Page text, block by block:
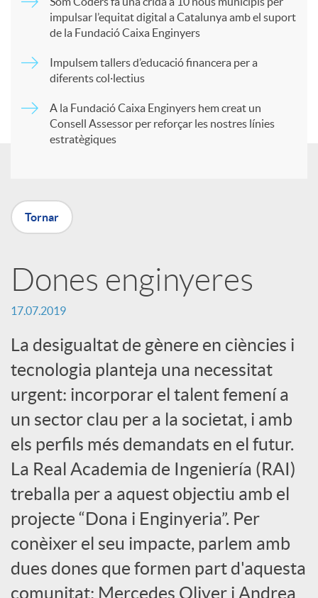
t
a
X
a
r
x
e
s
S
o
impulsar l’equitat digital a Catalunya amb el suport
de la Fundació Caixa Enginyers
Impulsem tallers d’educació financera per a
diferents col·lectius
A la Fundació Caixa Enginyers hem creat un
Consell Assessor per reforçar les nostres línies
estratègiques
Tornar
Dones enginyeres
17.07.2019
La desigualtat de gènere en ciències i
tecnologia planteja una necessitat
urgent: incorporar el talent femení a
un sector clau per a la societat, i amb
els perfils més demandats en el futur.
La Real Academia de Ingeniería (RAI)
treballa per a aquest objectiu amb el
projecte “Dona i Enginyeria”. Per
conèixer el seu impacte, parlem amb
dues dones que formen part d'aquesta
comunitat: Mercedes Oliver i Andrea